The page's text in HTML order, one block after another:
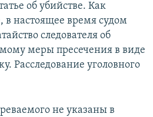
об убийстве. Как
в настоящее время судом
следователя об
меры пресечения в виде
Расследование уголовного
не указаны в